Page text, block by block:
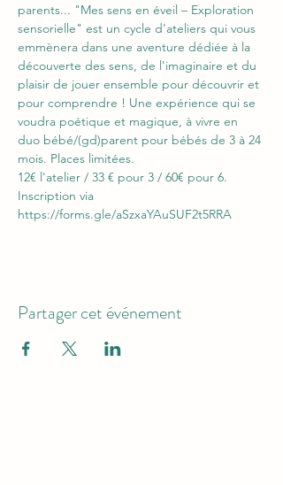
parents... "Mes sens en éveil – Exploration
sensorielle" est un cycle d'ateliers qui vous
emmènera dans une aventure dédiée à la
découverte des sens, de l'imaginaire et du
plaisir de jouer ensemble pour découvrir et
pour comprendre ! Une expérience qui se
voudra poétique et magique, à vivre en
duo bébé/(gd)parent pour bébés de 3 à 24
mois. Places limitées.
12€ l'atelier / 33 € pour 3 / 60€ pour 6.
Inscription via
https://forms.gle/aSzxaYAuSUF2t5RRA
Partager cet événement